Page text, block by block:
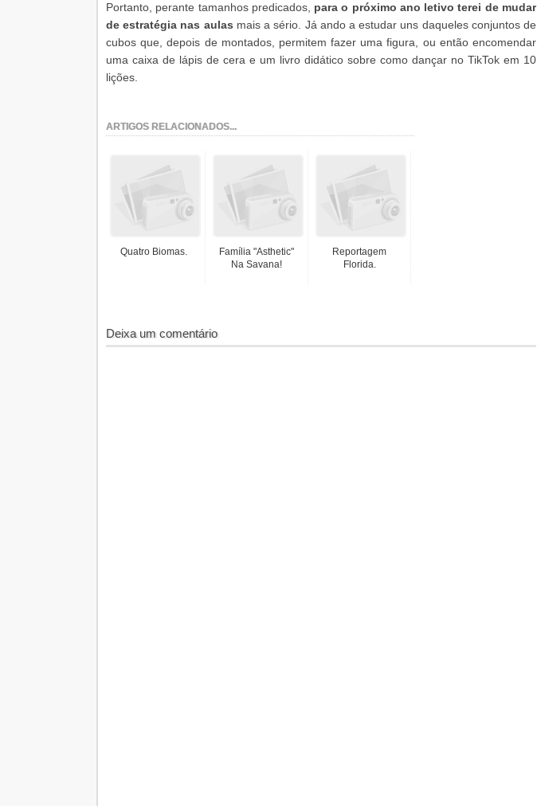
Portanto, perante tamanhos predicados, para o próximo ano letivo terei de mudar
de estratégia nas aulas mais a sério. Já ando a estudar uns daqueles conjuntos de
cubos que, depois de montados, permitem fazer uma figura, ou então encomendar
uma caixa de lápis de cera e um livro didático sobre como dançar no TikTok em 10
lições.
ARTIGOS RELACIONADOS...
Quatro Biomas.
Família "asthetic"
Na Savana!
Reportagem
Florida.
Deixa um comentário